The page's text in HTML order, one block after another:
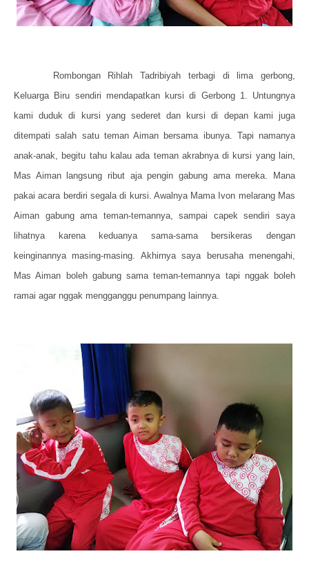
Rombongan Rihlah Tadribiyah terbagi di lima gerbong,
Keluarga Biru sendiri mendapatkan kursi di Gerbong 1. Untungnya
kami duduk di kursi yang sederet dan kursi di depan kami juga
ditempati salah satu teman Aiman bersama ibunya. Tapi namanya
anak-anak, begitu tahu kalau ada teman akrabnya di kursi yang lain,
Mas Aiman langsung ribut aja pengin gabung ama mereka. Mana
pakai acara berdiri segala di kursi. Awalnya Mama Ivon melarang Mas
Aiman gabung ama teman-temannya, sampai capek sendiri saya
lihatnya karena keduanya sama-sama bersikeras dengan
keinginannya masing-masing. Akhirnya saya berusaha menengahi,
Mas Aiman boleh gabung sama teman-temannya tapi nggak boleh
ramai agar nggak mengganggu penumpang lainnya.